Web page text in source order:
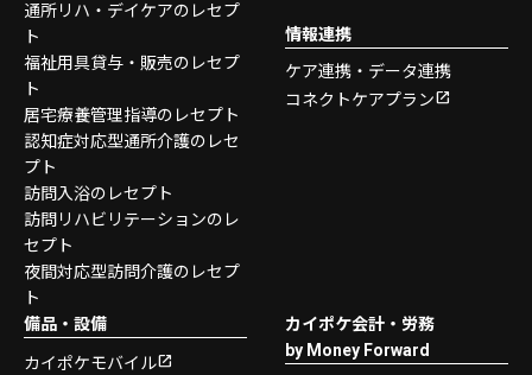
通所リハ・デイケアのレセプ
ト
福祉用具貸与・販売のレセプ
ト
居宅療養管理指導のレセプト
認知症対応型通所介護のレセ
プト
訪問入浴のレセプト
訪問リハビリテーションのレ
セプト
夜間対応型訪問介護のレセプ
ト
情報連携
ケア連携・データ連携
コネクトケアプラン
備品・設備
カイポケモバイル
カイポケ会計・労務
by Money Forward